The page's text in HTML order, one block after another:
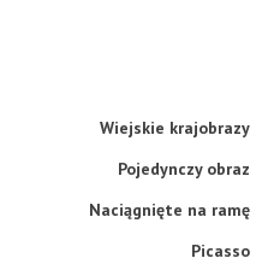
Wiejskie krajobrazy
Pojedynczy obraz
Naciągnięte na ramę
Picasso